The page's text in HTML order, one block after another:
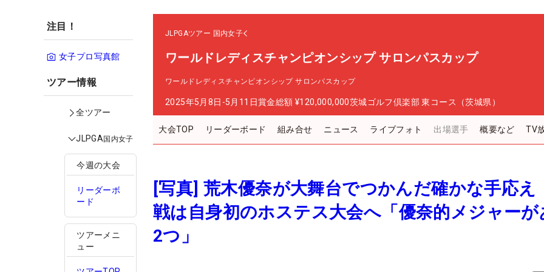
注目！
女子プロ写真館
ツアー情報
全ツアー
JLPGA国内女子
今週の大会
リーダーボ
ード
ツアーメニ
ュー
JLPGAツアー 国内女子
ワールドレディスチャンピオンシップ サロンパスカップ
ワールドレディスチャンピオンシップ サロンパスカップ
2025年5月8日-5月11日賞金総額 ¥120,000,000茨城ゴルフ倶楽部 東コース（茨城県）
大会TOP リーダーボード 組み合せ ニュース ライブフォト 出場選手 概要など TV
[写真] 荒木優奈が大舞台でつかんだ確かな手応
戦は自身初のホステス大会へ「優奈的メジャーが
2つ」